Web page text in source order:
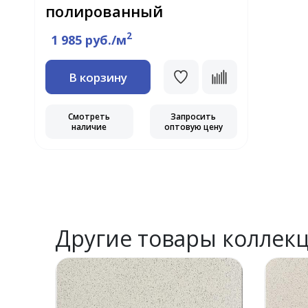
полированный
1 985 руб./м2
В корзину
Смотреть
наличие
Запросить
оптовую цену
Другие товары